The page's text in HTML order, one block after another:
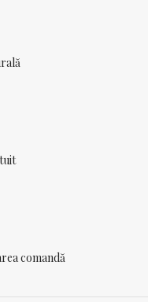
comandă